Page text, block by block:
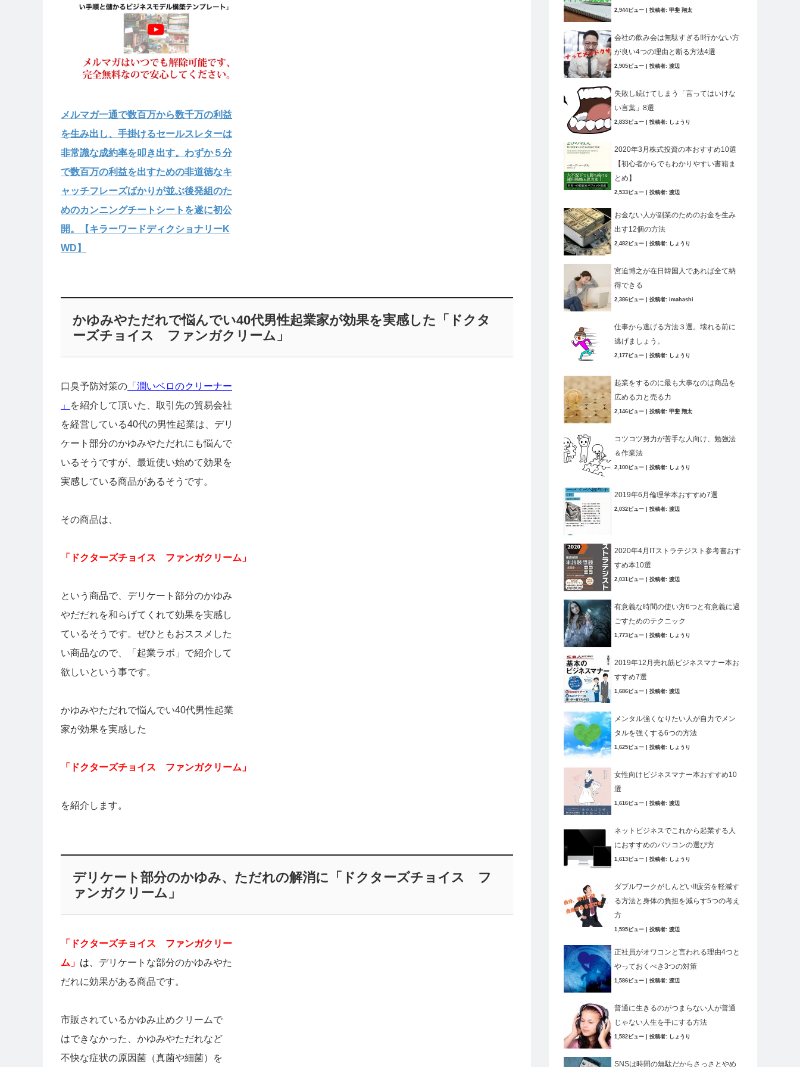
メルマガ一通で数百万から数千万の利益
を生み出し、手掛けるセールスレターは
非常識な成約率を叩き出す。わずか５分
で数百万の利益を出すための非道徳なキ
ャッチフレーズばかりが並ぶ後発組のた
めのカンニングチートシートを遂に初公
開。【キラーワードディクショナリーK
WD】
かゆみやただれで悩んでい40代男性起業家が効果を実感した「ドクタ
ーズチョイス ファンガクリーム」
口臭予防対策の 「潤いベロのクリーナー
」
を紹介して頂いた、取引先の貿易会社
を経営している40代の男性起業は、デリ
ケート部分のかゆみやただれにも悩んで
いるそうですが、最近使い始めて効果を
実感している商品があるそうです。
その商品は、
「ドクターズチョイス ファンガクリーム」
という商品で、デリケート部分のかゆみ
やだだれを和らげてくれて効果を実感し
ているそうです。ぜひともおススメした
い商品なので、「起業ラボ」で紹介して
欲しいという事です。
かゆみやただれで悩んでい40代男性起業
家が効果を実感した
「ドクターズチョイス ファンガクリーム」
を紹介します。
デリケート部分のかゆみ、ただれの解消に「ドクターズチョイス フ
ァンガクリーム」
「ドクターズチョイス ファンガクリー
ム」 は、 デリケートな部分のかゆみやた
だれに効果がある商品です。
市販されているかゆみ止めクリームで
はできなかった、かゆみやただれなど
不快な症状の原因菌（真菌や細菌）を
2,944ビュー 投稿者: 甲斐 翔太
会社の飲み会は無駄すぎる!!行かない方
が良い4つの理由と断る方法4選
2,905ビュー 投稿者: 渡辺
失敗し続けてしまう「言ってはいけな
い言葉」8選
2,833ビュー 投稿者: しょうり
2020年3月株式投資の本おすすめ10選
【初心者からでもわかりやすい書籍ま
とめ】
2,533ビュー 投稿者: 渡辺
お金ない人が副業のためのお金を生み
出す12個の方法
2,482ビュー 投稿者: しょうり
宮迫博之が在日韓国人であれば全て納
得できる
2,386ビュー 投稿者: imahashi
仕事から逃げる方法３選。壊れる前に
逃げましょう。
2,177ビュー 投稿者: しょうり
起業をするのに最も大事なのは商品を
広める力と売る力
2,146ビュー 投稿者: 甲斐 翔太
コツコツ努力が苦手な人向け、勉強法
＆作業法
2,100ビュー 投稿者: しょうり
2019年6月倫理学本おすすめ7選
2,032ビュー 投稿者: 渡辺
2020年4月ITストラテジスト参考書おす
すめ本10選
2,031ビュー 投稿者: 渡辺
有意義な時間の使い方6つと有意義に過
ごすためのテクニック
1,773ビュー 投稿者: しょうり
2019年12月売れ筋ビジネスマナー本お
すすめ7選
1,686ビュー 投稿者: 渡辺
メンタル強くなりたい人が自力でメン
タルを強くする6つの方法
1,625ビュー 投稿者: しょうり
女性向けビジネスマナー本おすすめ10
選
1,616ビュー 投稿者: 渡辺
ネットビジネスでこれから起業する人
におすすめのパソコンの選び方
1,613ビュー 投稿者: しょうり
ダブルワークがしんどい!!疲労を軽減す
る方法と身体の負担を減らす5つの考え
方
1,595ビュー 投稿者: 渡辺
正社員がオワコンと言われる理由4つと
やっておくべき3つの対策
1,586ビュー 投稿者: 渡辺
普通に生きるのがつまらない人が普通
じゃない人生を手にする方法
1,582ビュー 投稿者: しょうり
SNSは時間の無駄だからさっさとやめ